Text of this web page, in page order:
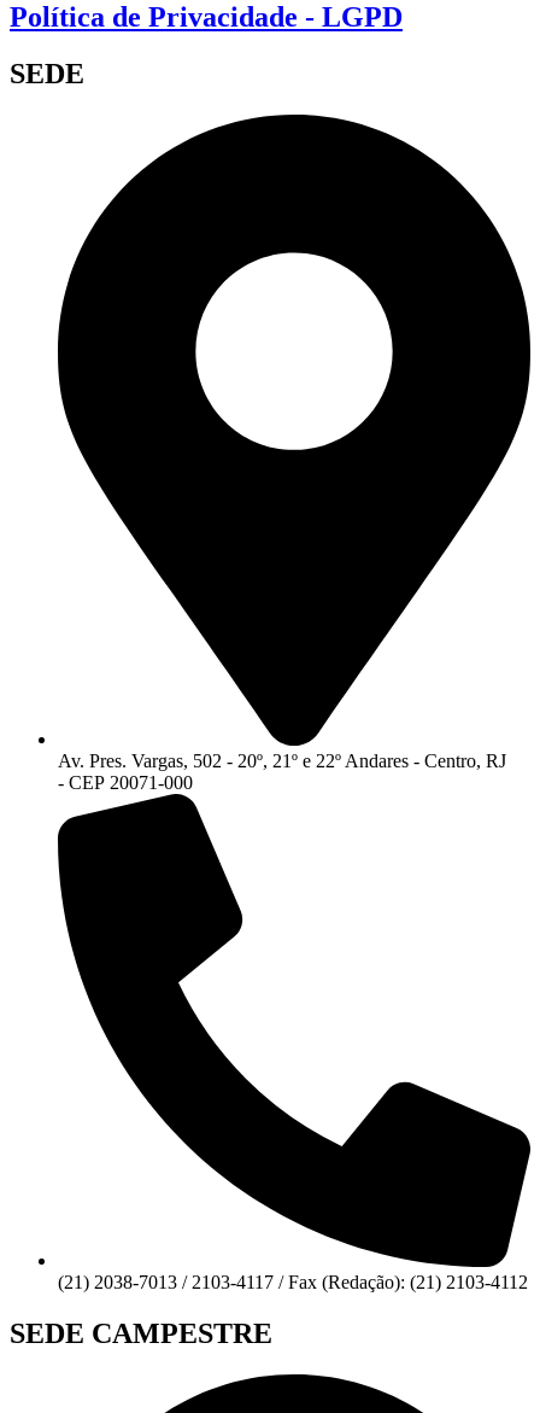
Política de Privacidade - LGPD
SEDE
Av. Pres. Vargas, 502 - 20º, 21º e 22º Andares - Centro, RJ
- CEP 20071-000
(21) 2038-7013 / 2103-4117 / Fax (Redação): (21) 2103-4112
SEDE CAMPESTRE